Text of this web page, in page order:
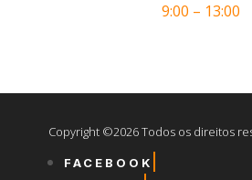
9:00 – 13:00
Copyright ©2026 Todos os direitos
FACEBOOK